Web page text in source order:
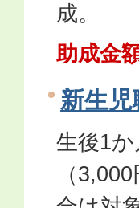
成。
助成金
新生
生後1
（